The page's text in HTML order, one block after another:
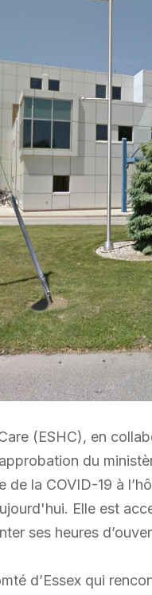
(ESHC), en
du
de la COVID-19 à
Elle est
ses heures
d’Essex qui